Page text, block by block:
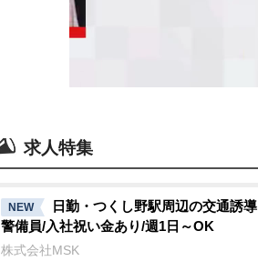
求人特集
NEW
日勤・つくし野駅周辺の交通誘導
警備員/入社祝い金あり/週1日～OK
株式会社MSK